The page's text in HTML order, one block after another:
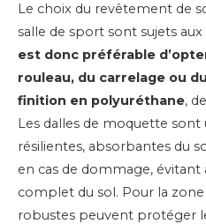
Le choix du revêtement de
salle de sport sont sujets
est donc préférable
rouleau, du carrelage ou
finition en polyuréthane,
Les dalles de moquette
résilientes, absorbantes du
en cas de dommage,
complet du sol. Pour la
robustes peuvent protéger